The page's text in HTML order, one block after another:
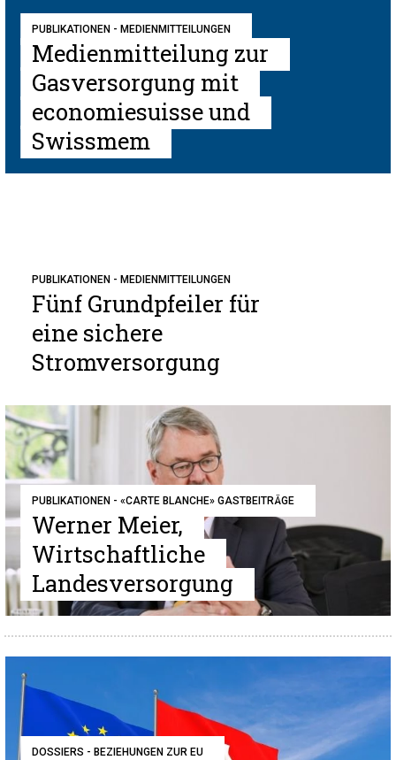
PUBLIKATIONEN - MEDIENMITTEILUNGEN
Medienmitteilung zur
Gasversorgung mit
economiesuisse und
Swissmem
PUBLIKATIONEN - MEDIENMITTEILUNGEN
Fünf Grundpfeiler für
eine sichere
Stromversorgung
PUBLIKATIONEN - «CARTE BLANCHE» GASTBEITRÄGE
Werner Meier,
Wirtschaftliche
Landesversorgung
DOSSIERS - BEZIEHUNGEN ZUR EU